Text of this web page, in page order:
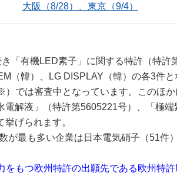
大阪（8/28）、東京（9/4）
「有機LED素子」に関する特許（特許
（韓）、LG DISPLAY（韓）の各3件
では審査中となっています。このほ
解液」（特許第5605221号）、「極
げられます。
最も多い企業は日本電気硝子（51件
をもつ欧州特許の出願先である欧州特許